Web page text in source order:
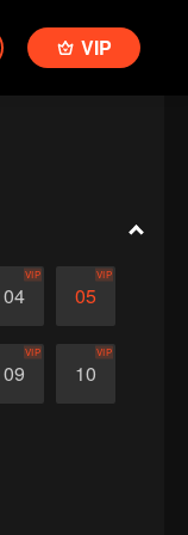
VIP
04
VIP
05
VIP
09
VIP
10
VIP